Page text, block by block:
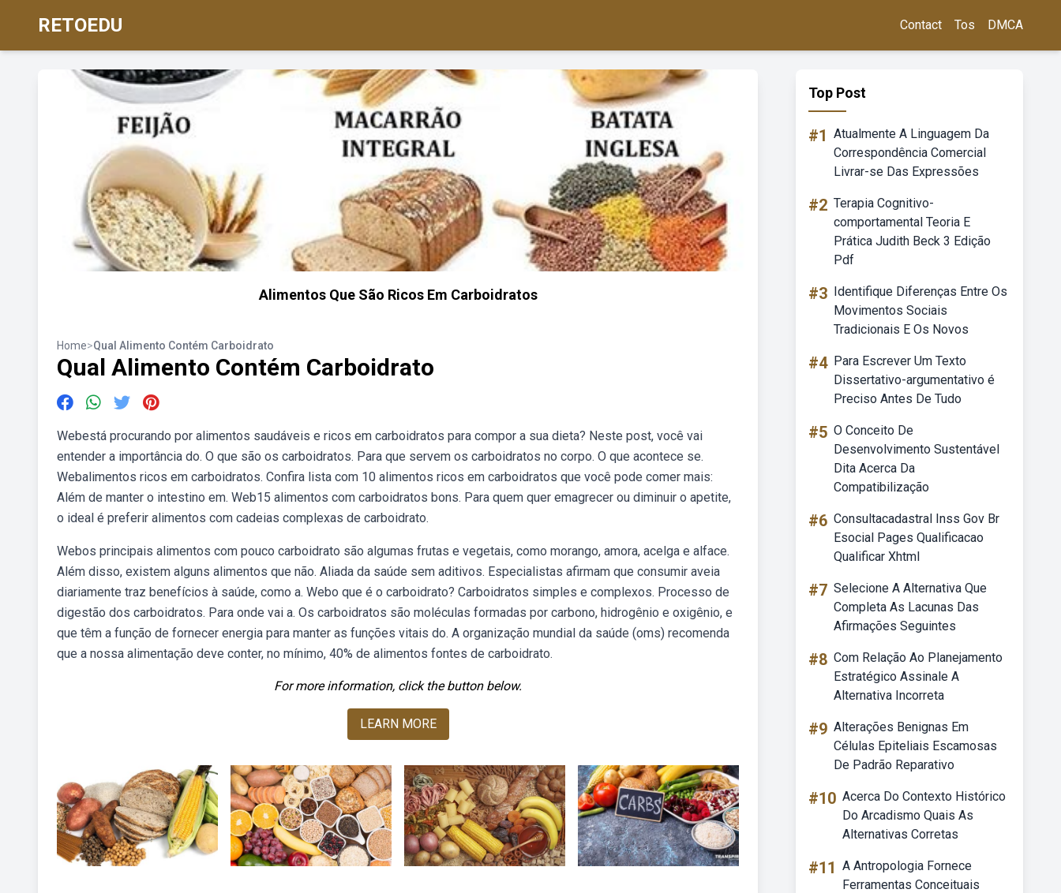
RETOEDU Contact Tos DMCA
Alimentos Que São Ricos Em Carboidratos
Home>Qual Alimento Contém Carboidrato
Qual Alimento Contém Carboidrato
Webestá procurando por alimentos saudáveis e ricos em carboidratos para compor a sua dieta? Neste post, você vai
entender a importância do. O que são os carboidratos. Para que servem os carboidratos no corpo. O que acontece se.
Webalimentos ricos em carboidratos. Confira lista com 10 alimentos ricos em carboidratos que você pode comer mais:
Além de manter o intestino em. Web15 alimentos com carboidratos bons. Para quem quer emagrecer ou diminuir o apetite,
o ideal é preferir alimentos com cadeias complexas de carboidrato.
Webos principais alimentos com pouco carboidrato são algumas frutas e vegetais, como morango, amora, acelga e alface.
Além disso, existem alguns alimentos que não. Aliada da saúde sem aditivos. Especialistas afirmam que consumir aveia
diariamente traz benefícios à saúde, como a. Webo que é o carboidrato? Carboidratos simples e complexos. Processo de
digestão dos carboidratos. Para onde vai a. Os carboidratos são moléculas formadas por carbono, hidrogênio e oxigênio, e
que têm a função de fornecer energia para manter as funções vitais do. A organização mundial da saúde (oms) recomenda
que a nossa alimentação deve conter, no mínimo, 40% de alimentos fontes de carboidrato.
For more information, click the button below.
LEARN MORE
Top Post
#1 Atualmente A Linguagem Da
Correspondência Comercial
Livrar-se Das Expressões
#2 Terapia Cognitivo-
comportamental Teoria E
Prática Judith Beck 3 Edição
Pdf
#3 Identifique Diferenças Entre Os
Movimentos Sociais
Tradicionais E Os Novos
#4 Para Escrever Um Texto
Dissertativo-argumentativo é
Preciso Antes De Tudo
#5 O Conceito De
Desenvolvimento Sustentável
Dita Acerca Da
Compatibilização
#6 Consultacadastral Inss Gov Br
Esocial Pages Qualificacao
Qualificar Xhtml
#7 Selecione A Alternativa Que
Completa As Lacunas Das
Afirmações Seguintes
#8 Com Relação Ao Planejamento
Estratégico Assinale A
Alternativa Incorreta
#9 Alterações Benignas Em
Células Epiteliais Escamosas
De Padrão Reparativo
#10 Acerca Do Contexto Histórico
Do Arcadismo Quais As
Alternativas Corretas
#11 A Antropologia Fornece
Ferramentas Conceituais